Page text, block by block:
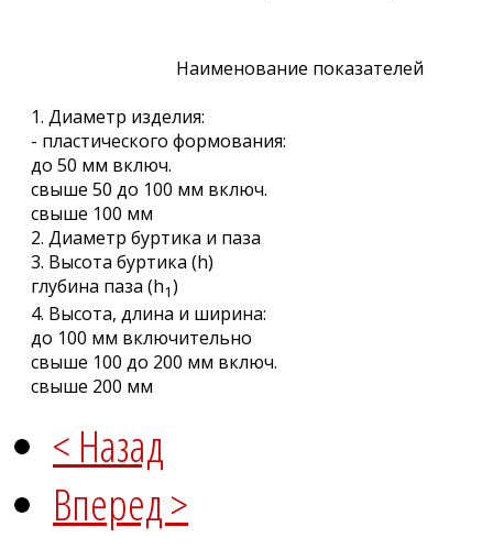
Наименование показателей
1. Диаметр изделия:
- пластического формования:
до 50 мм включ.
свыше 50 до 100 мм включ.
свыше 100 мм
2. Диаметр буртика и паза
3. Высота буртика (h)
глубина паза (h1)
4. Высота, длина и ширина:
до 100 мм включительно
свыше 100 до 200 мм включ.
свыше 200 мм
< Назад
Вперед >